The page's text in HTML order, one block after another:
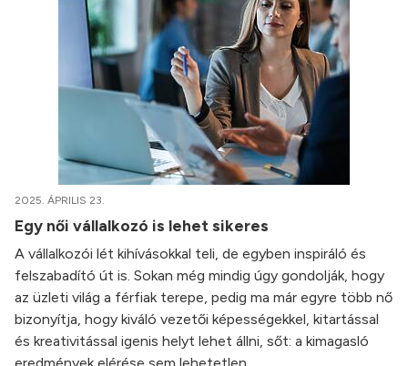
2025. ÁPRILIS 23.
Egy női vállalkozó is lehet sikeres
A vállalkozói lét kihívásokkal teli, de egyben inspiráló és
felszabadító út is. Sokan még mindig úgy gondolják, hogy
az üzleti világ a férfiak terepe, pedig ma már egyre több nő
bizonyítja, hogy kiváló vezetői képességekkel, kitartással
és kreativitással igenis helyt lehet állni, sőt: a kimagasló